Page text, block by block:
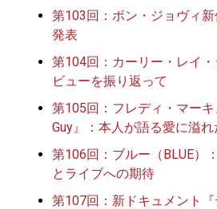
第103回：ボン・ジョヴィ
発表
第104回：カーリー・レイ
ビューを振り返って
第105回：フレディ・マー
Guy』：本人が語る愛に溢れ
第106回：ブルー（BLUE）
とライブへの期待
第107回：新ドキュメント